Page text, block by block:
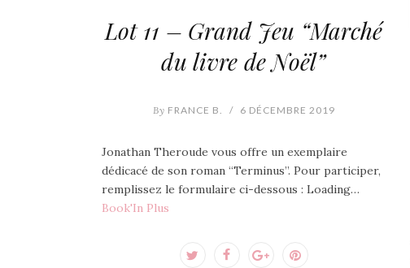
Lot 11 – Grand Jeu “Marché
du livre de Noël”
By FRANCE B. / 6 DÉCEMBRE 2019
Jonathan Theroude vous offre un exemplaire
dédicacé de son roman “Terminus”. Pour participer,
remplissez le formulaire ci-dessous : Loading…
Book'In Plus